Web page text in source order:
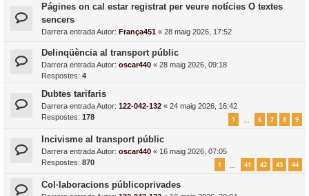
Págines on cal estar registrat per veure notícies O textes
sencers
Darrera entrada Autor: França451 « 28 maig 2026, 17:52
Delinqüència al transport públic
Darrera entrada Autor: oscar440 « 28 maig 2026, 09:18
Respostes: 4
Dubtes tarifaris
Darrera entrada Autor: 122-042-132 « 24 maig 2026, 16:42
Respostes: 178 1 6 7 8 9
Incivisme al transport públic
Darrera entrada Autor: oscar440 « 16 maig 2026, 07:05
Respostes: 870 1 41 42 43 44
Col·laboracions públicoprivades